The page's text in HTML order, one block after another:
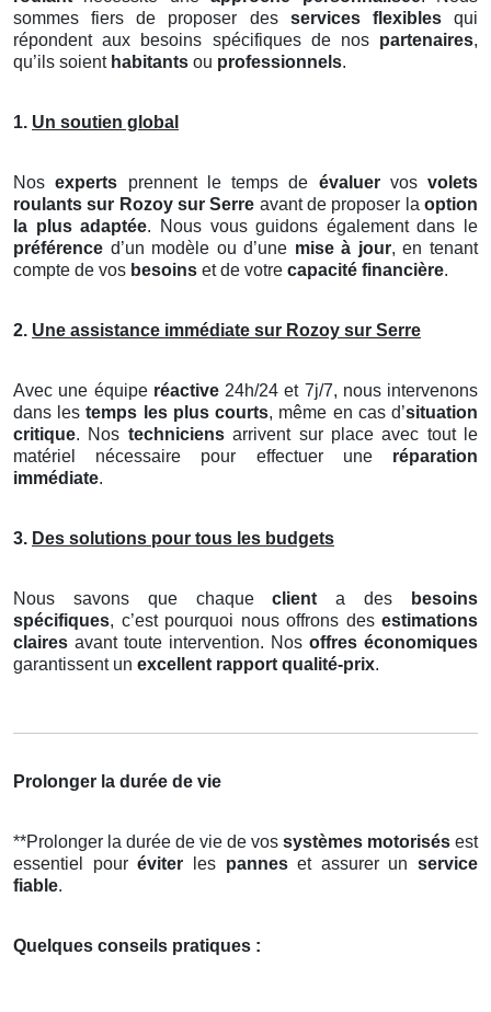
sommes fiers de proposer des services flexiblesqui
répondent aux besoins spécifiques de nos partenaires,
qu’ils soient habitants ou professionnels.
1. Un soutien global
Nosexperts prennent le temps de évaluervos volets
roulants sur Rozoy sur Serre avant de proposer laoption
la plus adaptée. Nous vous guidons également dans le
préférence d’un modèle ou d’une mise à jour, en tenant
compte de vos besoins et de votre capacité financière.
2. Une assistance immédiate sur Rozoy sur Serre
Avec une équipe réactive24h/24 et 7j/7, nous intervenons
dans lestemps les plus courts, même en cas d’situation
critique. Nos techniciensarrivent sur place avec tout le
matériel nécessaire pour effectuer une réparation
immédiate.
3. Des solutions pour tous les budgets
Nous savons que chaqueclient a des
besoins
spécifiques, c’est pourquoi nous offrons des estimations
claires avant toute intervention. Nos offres économiques
garantissent un excellent rapport qualité-prix.
Prolonger la durée de vie
**Prolonger la durée de vie de vos systèmes motorisés est
essentiel pouréviter les panneset assurer un service
fiable.
Quelques conseils pratiques :